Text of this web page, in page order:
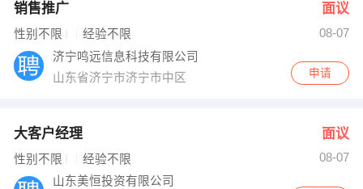
销售推广 面议
性别不限 经验不限
08-07
济宁鸣远信息科技有限公司
山东省济宁市济宁市中区
申请
大客户经理 面议
性别不限 经验不限
08-07
山东美恒投资有限公司